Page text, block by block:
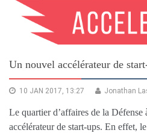
Un nouvel accélérateur de
10 JAN 2017, 13:27 Jonathan
Le quartier d’affaires de la Défense
accélérateur de start-ups. En effet,